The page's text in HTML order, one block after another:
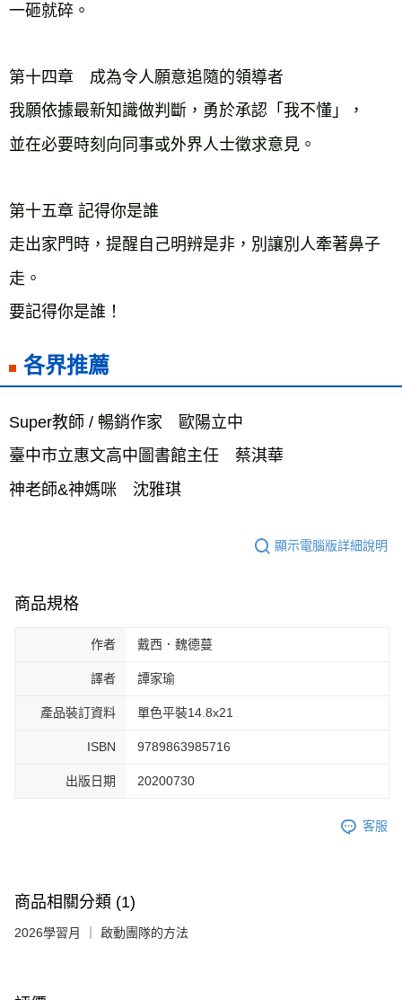
一砸就碎。
第十四章　成為令人願意追隨的領導者
我願依據最新知識做判斷，勇於承認「我不懂」，
並在必要時刻向同事或外界人士徵求意見。
第十五章 記得你是誰
走出家門時，提醒自己明辨是非，別讓別人牽著鼻子
走。
要記得你是誰！
各界推薦
Super教師 / 暢銷作家　歐陽立中
臺中市立惠文高中圖書館主任　蔡淇華
神老師&神媽咪　沈雅琪
顯示電腦版詳細說明
商品規格
作者 戴西．魏德蔓
譯者 譚家瑜
產品裝訂資料 單色平裝14.8x21
ISBN 9789863985716
出版日期 20200730
客服
商品相關分類 (1)
2026學習月 ｜ 啟動團隊的方法